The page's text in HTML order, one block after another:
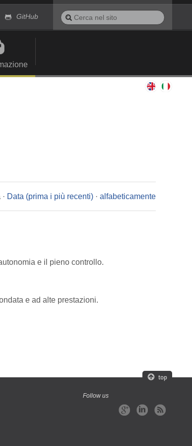
GitHub
Cerca
nel
Ricerca
· Data (prima i più recenti) · alfabeticamente
e il pieno controllo.
e ad alte prestazioni.
Follow us